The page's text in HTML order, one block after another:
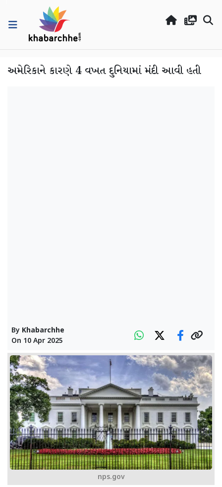
અમેરિકાને કારણે 4 વખત દુનિયામાં મંદી આવી હતી
By Khabarchhe
On 10 Apr 2025
nps.gov